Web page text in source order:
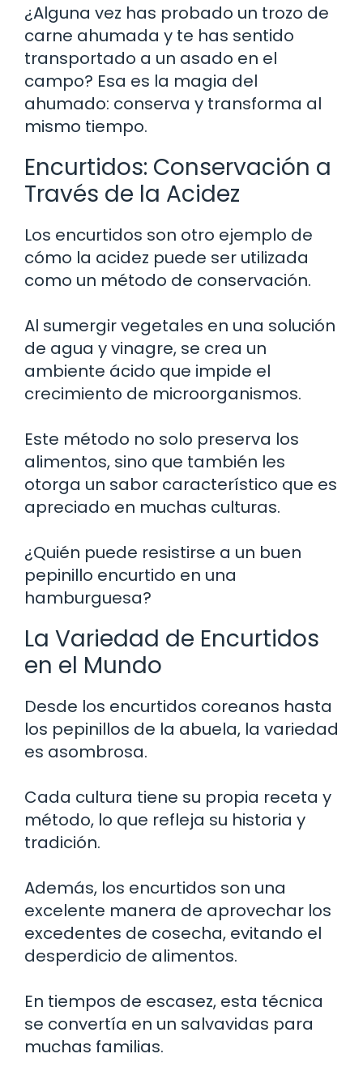
¿Alguna vez has probado un trozo de
carne ahumada y te has sentido
transportado a un asado en el
campo? Esa es la magia del
ahumado: conserva y transforma al
mismo tiempo.
Encurtidos: Conservación a
Través de la Acidez
Los encurtidos son otro ejemplo de
cómo la acidez puede ser utilizada
como un método de conservación.
Al sumergir vegetales en una solución
de agua y vinagre, se crea un
ambiente ácido que impide el
crecimiento de microorganismos.
Este método no solo preserva los
alimentos, sino que también les
otorga un sabor característico que es
apreciado en muchas culturas.
¿Quién puede resistirse a un buen
pepinillo encurtido en una
hamburguesa?
La Variedad de Encurtidos
en el Mundo
Desde los encurtidos coreanos hasta
los pepinillos de la abuela, la variedad
es asombrosa.
Cada cultura tiene su propia receta y
método, lo que refleja su historia y
tradición.
Además, los encurtidos son una
excelente manera de aprovechar los
excedentes de cosecha, evitando el
desperdicio de alimentos.
En tiempos de escasez, esta técnica
se convertía en un salvavidas para
muchas familias.